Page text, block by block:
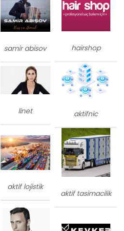
samir abisov hairshop
linet aktifnic
aktif lojistik
aktif tasimacilik